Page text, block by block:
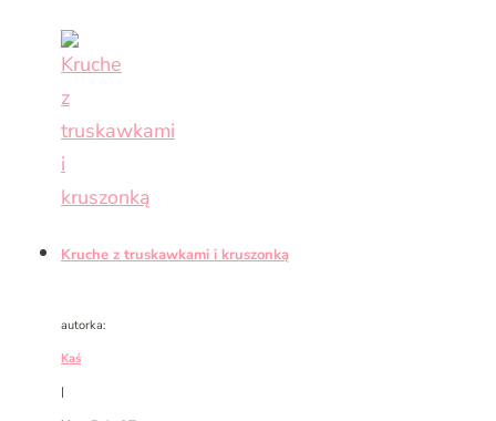
Kruche z truskawkami i kruszonką
autorka:
Kaś
|